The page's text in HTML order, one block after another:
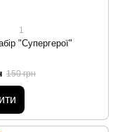
1
"Супергерої"
150 грн